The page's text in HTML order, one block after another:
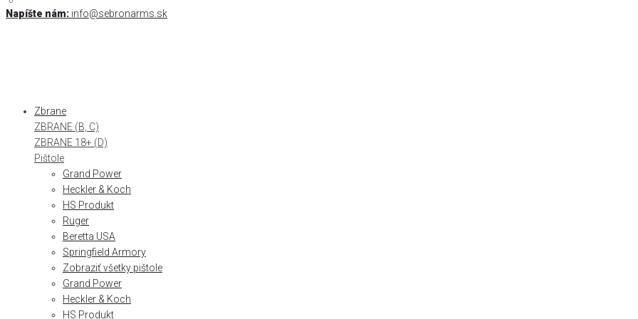
Skip
Napíšte nám: info@sebronarms.sk
Zbrane
ZBRANE (B, C)
ZBRANE 18+ (D)
Pištole
Grand Power
Heckler & Koch
HS Produkt
Ruger
Beretta USA
Springfield Armory
Zobraziť všetky pištole
Grand Power
Heckler & Koch
HS Produkt